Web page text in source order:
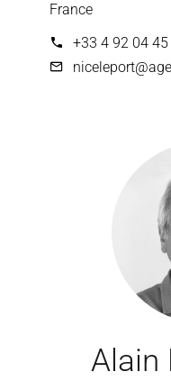
France
+33 4 92 04 45
Alain